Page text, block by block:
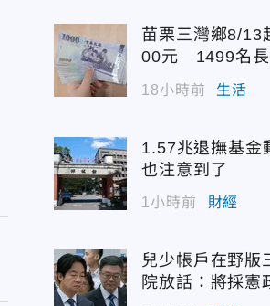
苗栗三灣鄉8/13
00元 1499名長
18小時前 生活
1.57兆退撫基金
也注意到了
1小時前 財經
兒少帳戶在野
院放話：將採憲